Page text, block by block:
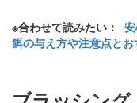
※合わせて読みたい：
餌の与え方や注意点と